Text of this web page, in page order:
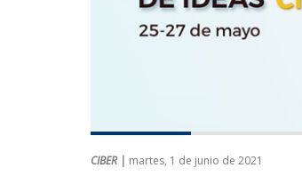
CIBER | martes, 1 de junio de 2021